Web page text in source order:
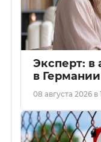
Эксперт: в
в
08 августа 2026 в